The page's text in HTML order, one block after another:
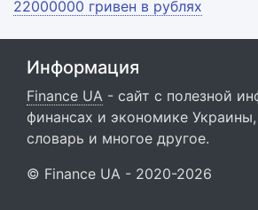
22000000 гривен в рублях
Информация
Finance UA - сайт с полезной
финансах и экономике
словарь и многое другое.
© Finance UA - 2020-2026